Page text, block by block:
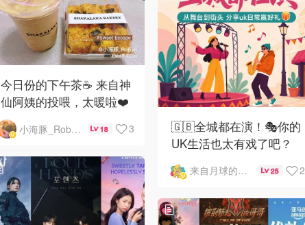
今日份的下午茶☕️ 来自神
仙阿姨的投喂，太暖啦❤️
小海豚_Robyn 18 3
🇬🇧全城都在演！🎭你的
UK生活也太有戏了吧？
来自月球的晒晒君 25 2